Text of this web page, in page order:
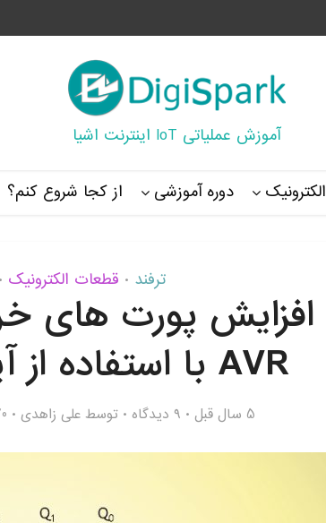
آموزش عملیاتی IoT اینترنت اشیا
الکترونیک دوره آموزشی از کجا شروع کنم؟
ترفند • قطعات الکترونیک •
افزایش پورت های
AVR با استفاده از آیسی ۷۴HC595
5 سال قبل ۹ دیدگاه توسط علی زاهدی